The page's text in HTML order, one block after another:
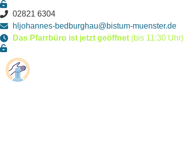
02821 6304
hljohannes-bedburghau@bistum-muenster.de
Das Pfarrbüro ist jetzt geöffnet (bis 11:30 Uhr)